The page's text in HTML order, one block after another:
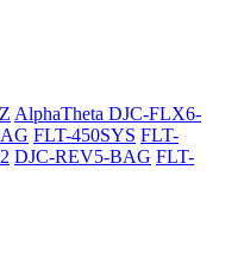
AlphaTheta DJC-FLX6-
FLT-450SYS FLT-
DJC-REV5-BAG FLT-